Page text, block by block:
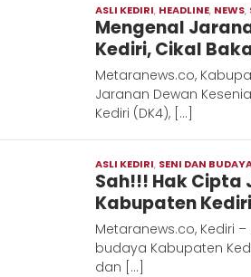
ASLI KEDIRI, HEADLINE, NEWS,
Mengenal
Kediri, Cikal
Metaranews.co,
Jaranan Dewan
Kediri (DK4), […]
ASLI KEDIRI, SENI DAN
Sah!!! Hak Cipta
Kabupaten Kediri
Metaranews.co, Kediri
budaya Kabupaten
dan […]